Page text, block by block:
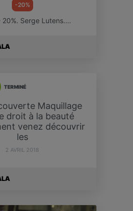
-20%
20%. Serge Lutens.…
TERMINÉ
Maquillage
droit à la beauté
venez découvrir
les
2 AVRIL 2018